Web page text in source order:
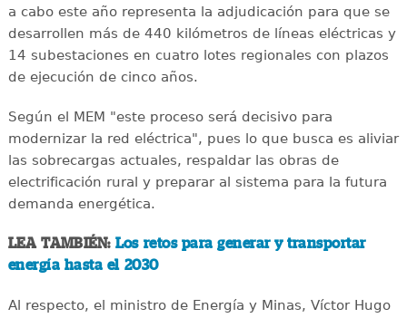
a cabo este año representa la adjudicación para que se
desarrollen más de 440 kilómetros de líneas eléctricas y
14 subestaciones en cuatro lotes regionales con plazos
de ejecución de cinco años.
Según el MEM "este proceso será decisivo para
modernizar la red eléctrica", pues lo que busca es aliviar
las sobrecargas actuales, respaldar las obras de
electrificación rural y preparar al sistema para la futura
demanda energética.
LEA TAMBIÉN:Los retos para generar y transportar
energía hasta el 2030
Al respecto, el ministro de Energía y Minas, Víctor Hugo